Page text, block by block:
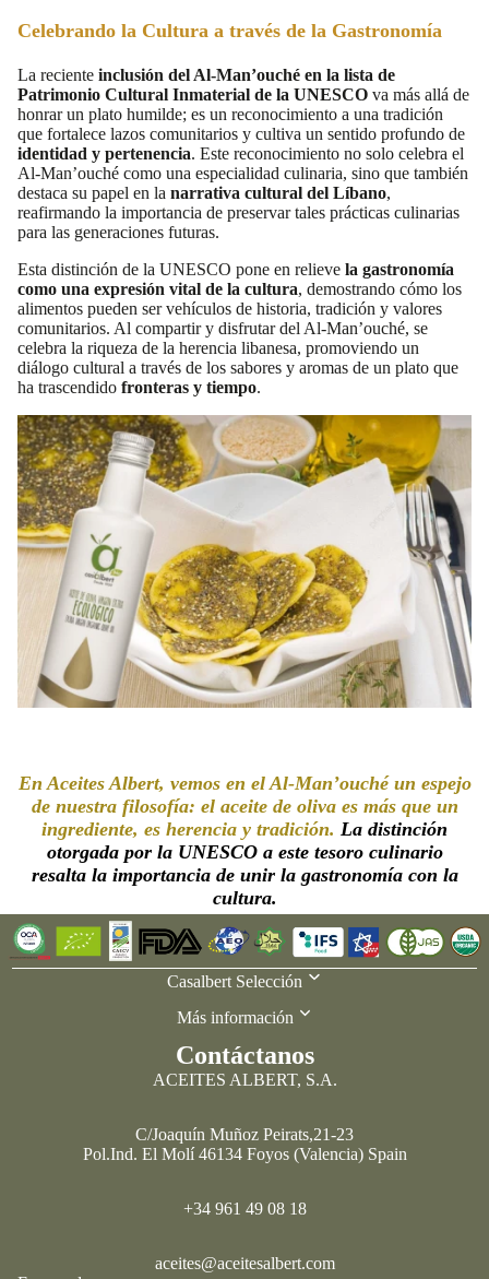
Celebrando la Cultura a través de la Gastronomía
La reciente inclusión del Al-Man’ouché en la lista de
Patrimonio Cultural Inmaterial de la UNESCO va más allá de
honrar un plato humilde; es un reconocimiento a una tradición
que fortalece lazos comunitarios y cultiva un sentido profundo de
identidad y pertenencia. Este reconocimiento no solo celebra el
Al-Man’ouché como una especialidad culinaria, sino que también
destaca su papel en la narrativa cultural del Líbano,
reafirmando la importancia de preservar tales prácticas culinarias
para las generaciones futuras.
Esta distinción de la UNESCO pone en relieve la gastronomía
como una expresión vital de la cultura, demostrando cómo los
alimentos pueden ser vehículos de historia, tradición y valores
comunitarios. Al compartir y disfrutar del Al-Man’ouché, se
celebra la riqueza de la herencia libanesa, promoviendo un
diálogo cultural a través de los sabores y aromas de un plato que
ha trascendido fronteras y tiempo.
En Aceites Albert, vemos en el Al-Man’ouché un espejo
de nuestra filosofía: el aceite de oliva es más que un
ingrediente, es herencia y tradición. La distinción
otorgada por la UNESCO a este tesoro culinario
resalta la importancia de unir la gastronomía con la
cultura.
Casalbert Selección
Más información
Contáctanos
ACEITES ALBERT, S.A.
C/Joaquín Muñoz Peirats,21-23
Pol.Ind. El Molí 46134 Foyos (Valencia) Spain
+34 961 49 08 18
aceites@aceitesalbert.com
Política de privacidad
Aviso legal